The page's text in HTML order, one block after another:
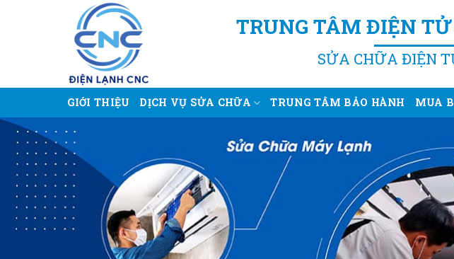
TRUNG TÂM ĐIỆN
SỬA CHỮA ĐIỆN
GIỚI THIỆU DỊCH VỤ SỬA CHỮA TRUNG TÂM BẢO HÀNH MUA